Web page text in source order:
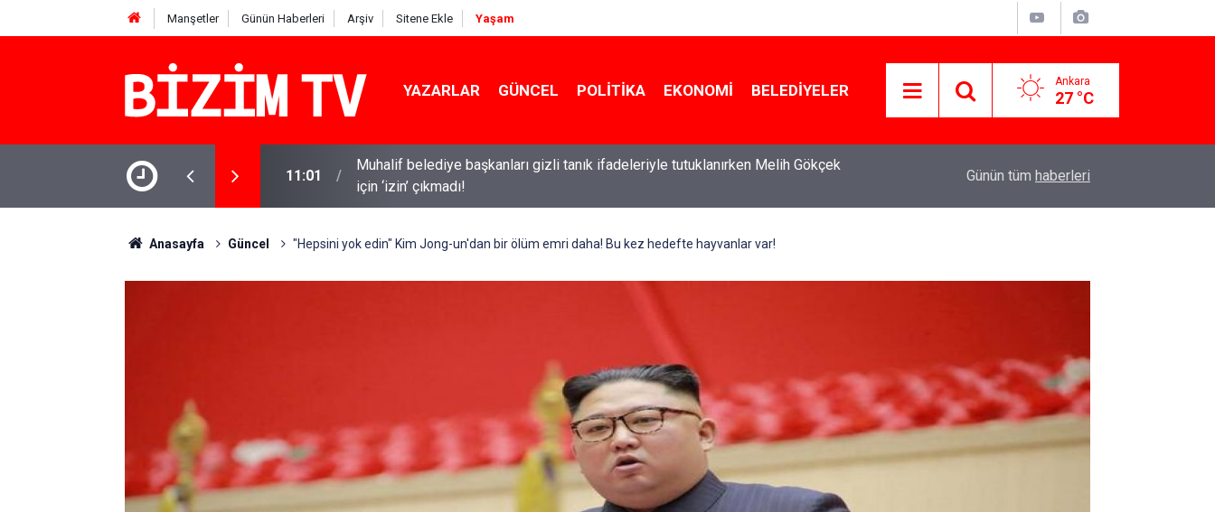
Manşetler Günün Haberleri Arşiv Sitene Ekle Yaşam
YAZARLAR GÜNCEL POLITIKA EKONOMI BELEDIYELER Ankara
27 °C
husumetlilerini kovaladı 11:01
Muhalif belediye başkanları gizli tanık ifadeleriyle tutuklanırken Melih Gökçek
için ‘izin’ çıkmadı!
Kanlı saldırıların ardından okullarda yeni dönem
Günün tüm haberleri
Anasayfa Güncel "Hepsini yok edin" Kim Jong-un'dan bir ölüm emri daha! Bu kez hedefte hayvanlar var!